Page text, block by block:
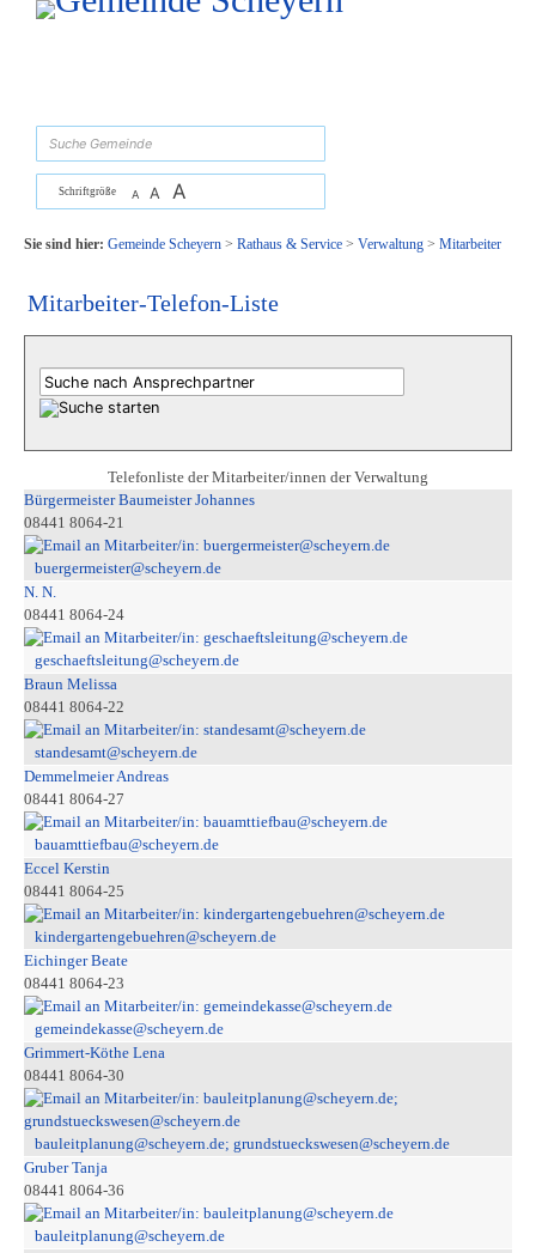
Zum Inhalt, zur Navigationoder zur Startseite springen.
Schriftgröße A A A
Sie sind hier: Gemeinde Scheyern> Rathaus & Service> Verwaltung> Mitarbeiter
Mitarbeiter-Telefon-Liste
Telefonliste der Mitarbeiter/innen der Verwaltung
Bürgermeister Baumeister Johannes
08441 8064-21
buergermeister@scheyern.de
N. N.
08441 8064-24
geschaeftsleitung@scheyern.de
Braun Melissa
08441 8064-22
standesamt@scheyern.de
Demmelmeier Andreas
08441 8064-27
bauamttiefbau@scheyern.de
Eccel Kerstin
08441 8064-25
kindergartengebuehren@scheyern.de
Eichinger Beate
08441 8064-23
gemeindekasse@scheyern.de
Grimmert-Köthe Lena
08441 8064-30
bauleitplanung@scheyern.de; grundstueckswesen@scheyern.de
Gruber Tanja
08441 8064-36
bauleitplanung@scheyern.de